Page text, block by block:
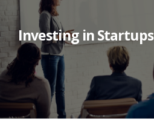
Investing in Startups